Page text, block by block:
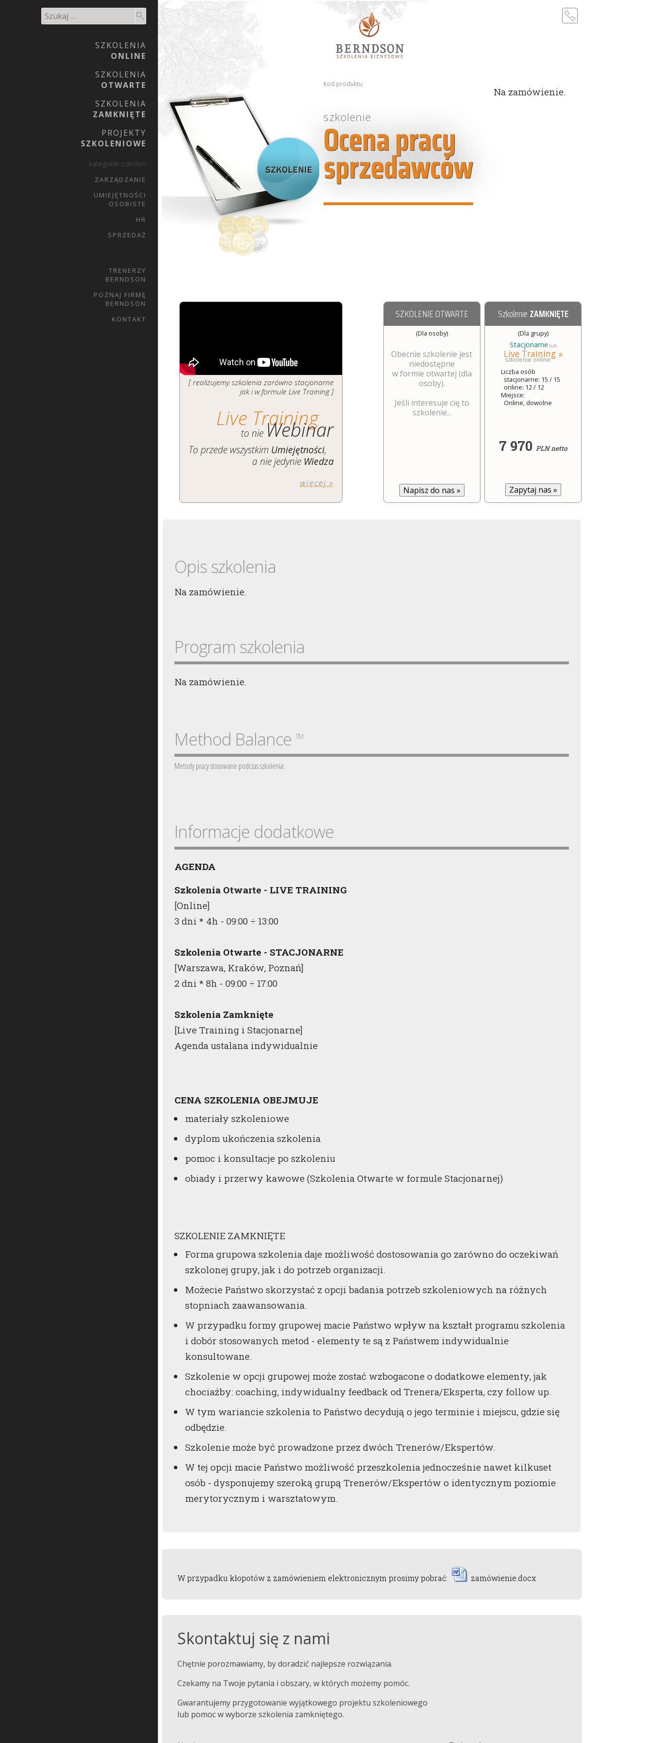
SZKOLENIA
ONLINE
SZKOLENIA
OTWARTE
SZKOLENIA
ZAMKNIĘTE
PROJEKTY
SZKOLENIOWE
kategorie szkoleń
ZARZĄDZANIE
UMIEJĘTNOŚCI
OSOBISTE
HR
SPRZEDAŻ
TRENERZY
BERNDSON
POZNAJ FIRMĘ
BERNDSON
KONTAKT
Kod produktu:
szkolenie
Ocena pracy
sprzedawców
Na zamówienie.
[ realizujemy szkolenia zarówno stacjonarne
jak i w formule Live Training ]
Live Training
to nie Webinar
To przede wszystkim Umiejętności,
a nie jedynie Wiedza
więcej »
SZKOLENIE OTWARTE
(Dla osoby)
Obecnie szkolenie jest
niedostępne
w formie otwartej (dla
osoby).
Jeśli interesuje cię to
szkolenie...
Napisz do nas »
Szkolenie ZAMKNIĘTE
(Dla grupy)
Stacjonarne lub
Live Training »
szkolenie online
Liczba osób
stacjonarne: 15 / 15
online: 12 / 12
Miejsce:
Online, dowolne
7 970 PLN netto
Zapytaj nas »
Opis szkolenia
Na zamówienie.
Program szkolenia
Na zamówienie.
Method Balance TM
Metody pracy stosowane podczas szkolenia:
Informacje dodatkowe
AGENDA
Szkolenia Otwarte - LIVE TRAINING
[Online]
3 dni * 4h - 09:00 ÷ 13:00
Szkolenia Otwarte - STACJONARNE
[Warszawa, Kraków, Poznań]
2 dni * 8h - 09:00 ÷ 17:00
Szkolenia Zamknięte
[Live Training i Stacjonarne]
Agenda ustalana indywidualnie
CENA SZKOLENIA OBEJMUJE
materiały szkoleniowe
dyplom ukończenia szkolenia
pomoc i konsultacje po szkoleniu
obiady i przerwy kawowe (Szkolenia Otwarte w formule Stacjonarnej)
SZKOLENIE ZAMKNIĘTE
Forma grupowa szkolenia daje możliwość dostosowania go zarówno do oczekiwań
szkolonej grupy, jak i do potrzeb organizacji.
Możecie Państwo skorzystać z opcji badania potrzeb szkoleniowych na różnych
stopniach zaawansowania.
W przypadku formy grupowej macie Państwo wpływ na kształt programu szkolenia
i dobór stosowanych metod - elementy te są z Państwem indywidualnie
konsultowane.
Szkolenie w opcji grupowej może zostać wzbogacone o dodatkowe elementy, jak
chociażby: coaching, indywidualny feedback od Trenera/Eksperta, czy follow up.
W tym wariancie szkolenia to Państwo decydują o jego terminie i miejscu, gdzie się
odbędzie.
Szkolenie może być prowadzone przez dwóch Trenerów/Ekspertów.
W tej opcji macie Państwo możliwość przeszkolenia jednocześnie nawet kilkuset
osób - dysponujemy szeroką grupą Trenerów/Ekspertów o identycznym poziomie
merytorycznym i warsztatowym.
W przypadku kłopotów z zamówieniem elektronicznym prosimy pobrać: zamówienie.docx
Skontaktuj się z nami
Chętnie porozmawiamy, by doradzić najlepsze rozwiązania.
Czekamy na Twoje pytania i obszary, w których możemy pomóc.
Gwarantujemy przygotowanie wyjątkowego projektu szkoleniowego
lub pomoc w wyborze szkolenia zamkniętego.